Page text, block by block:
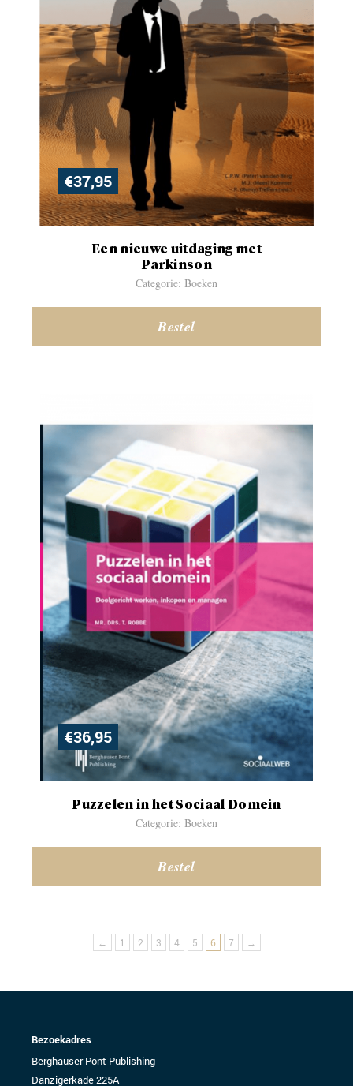
€37,95
Een nieuwe uitdaging met
Parkinson
Categorie: Boeken
Bestel
€36,95
Puzzelen in het Sociaal Domein
Categorie: Boeken
Bestel
← 1 2 3 4 5 6 7 →
Bezoekadres
Berghauser Pont Publishing
Danzigerkade 225A